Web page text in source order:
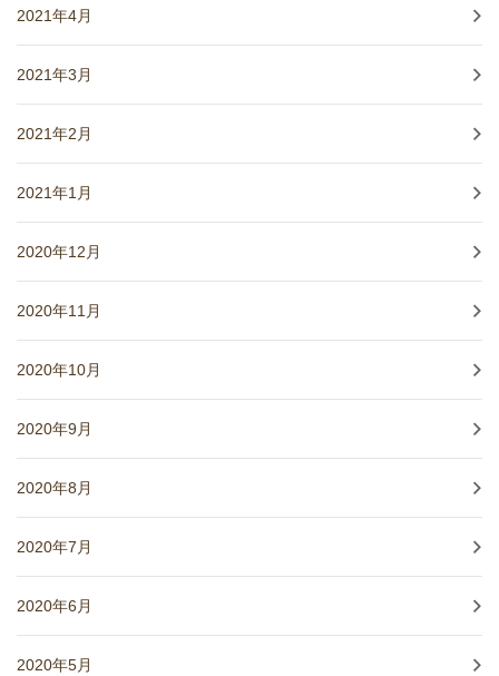
2021年4月
2021年3月
2021年2月
2021年1月
2020年12月
2020年11月
2020年10月
2020年9月
2020年8月
2020年7月
2020年6月
2020年5月